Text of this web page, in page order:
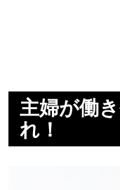
主婦が働
れ！